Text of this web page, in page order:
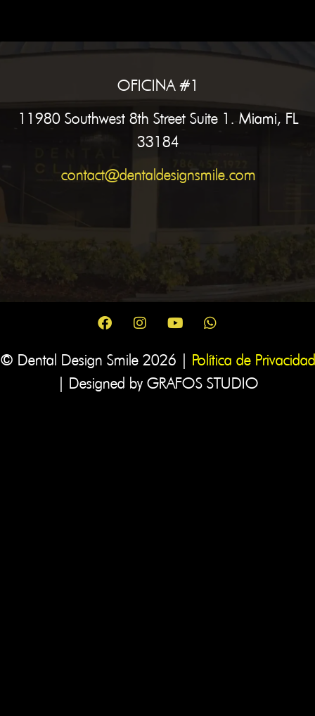
OFICINA #1
11980 Southwest 8th Street Suite 1. Miami, FL
33184
contact@dentaldesignsmile.com
© Dental Design Smile 2026 | Política de Privacidad
| Designed by GRAFOS STUDIO